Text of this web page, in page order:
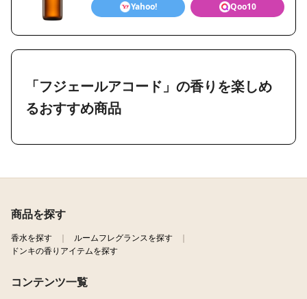
Yahoo! Qoo10
「フジェールアコード」の香りを楽しめ
るおすすめ商品
商品を探す
香水を探す
ルームフレグランスを探す
ドンキの香りアイテムを探す
コンテンツ一覧